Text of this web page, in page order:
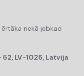
nekā jebkad
LV-1026, Latvija